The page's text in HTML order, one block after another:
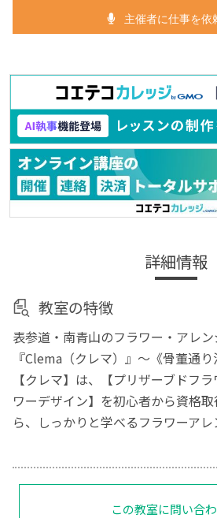
主催者に仕事を依
詳細情報
教室の特徴
表参道・南青山のフラワー・アレ
『Clema（クレマ）』～《骨董通
【クレマ】は、【プリザーブドフ
ワーデザイン】を初心者から資格
ら、しっかりと学べるフラワーアレ
この教室に問い合